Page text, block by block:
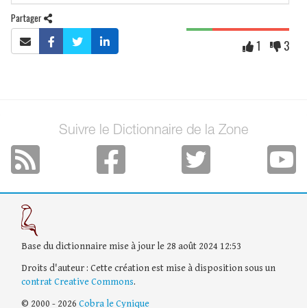
Partager
1 3
Suivre le Dictionnaire de la Zone
Base du dictionnaire mise à jour le 28 août 2024 12:53
Droits d'auteur : Cette création est mise à disposition sous un
contrat Creative Commons.
© 2000 - 2026 Cobra le Cynique